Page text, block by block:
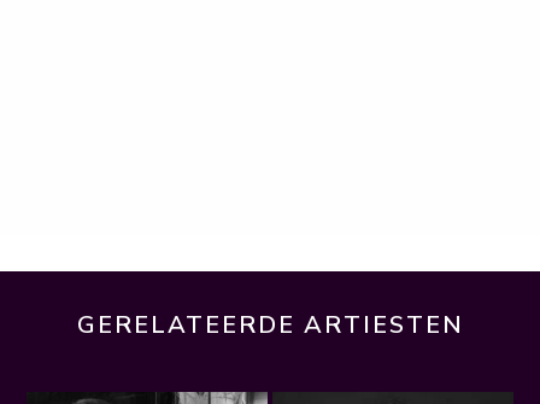
GERELATEERDE ARTIESTEN